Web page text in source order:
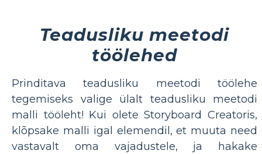
Teadusliku meetodi
töölehed
Prinditava teadusliku meetodi töölehe
tegemiseks valige ülalt teadusliku meetodi
malli tööleht! Kui olete Storyboard Creatoris,
klõpsake malli igal elemendil, et muuta need
vastavalt oma vajadustele, ja hakake